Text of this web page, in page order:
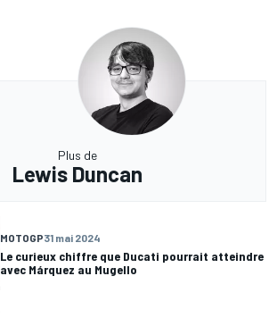
Plus de
Lewis Duncan
MOTOGP31 mai 2024
Le curieux chiffre que Ducati pourrait atteindre
avec Márquez au Mugello